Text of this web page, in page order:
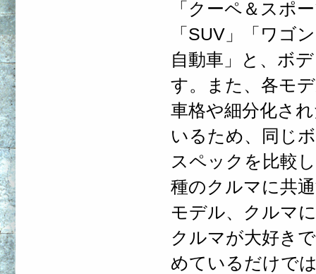
「クーペ＆スポ
「SUV」「ワゴ
自動車」と、ボ
す。また、各モ
車格や細分化さ
いるため、同じ
スペックを比較
種のクルマに共
モデル、クルマ
クルマが大好き
めているだけで